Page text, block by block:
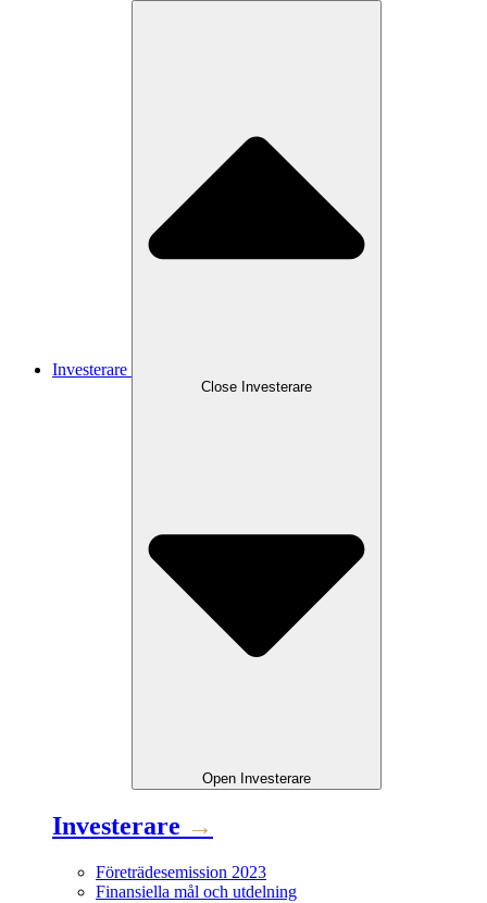
Investerare
Close Investerare
Open Investerare
Investerare →
Företrädesemission 2023
Finansiella mål och utdelning